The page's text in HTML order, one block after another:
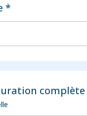
*
complète